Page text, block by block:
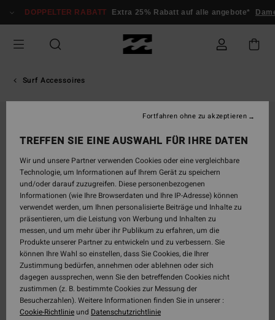
zur
springen
DOPPELTER RABATT Extra 25% Rabatt auf alle angebote*
Surf Accessoires
TREFFEN SIE EINE AUSWAHL FÜR IHRE DATEN
Wir und unsere Partner verwenden Cookies oder eine vergleichbare
Technologie, um Informationen auf Ihrem Gerät zu speichern
und/oder darauf zuzugreifen. Diese personenbezogenen
Informationen (wie Ihre Browserdaten und Ihre IP-Adresse) können
verwendet werden, um Ihnen personalisierte Beiträge und Inhalte zu
präsentieren, um die Leistung von Werbung und Inhalten zu
messen, und um mehr über ihr Publikum zu erfahren, um die
Produkte unserer Partner zu entwickeln und zu verbessern. Sie
können Ihre Wahl so einstellen, dass Sie Cookies, die Ihrer
Zustimmung bedürfen, annehmen oder ablehnen oder sich
dagegen aussprechen, wenn Sie den betreffenden Cookies nicht
zustimmen (z. B. bestimmte Cookies zur Messung der
Besucherzahlen). Weitere Informationen finden Sie in unserer :
Cookie-Richtlinieund Datenschutzrichtlinie
Fortfahren ohne zu akzeptieren